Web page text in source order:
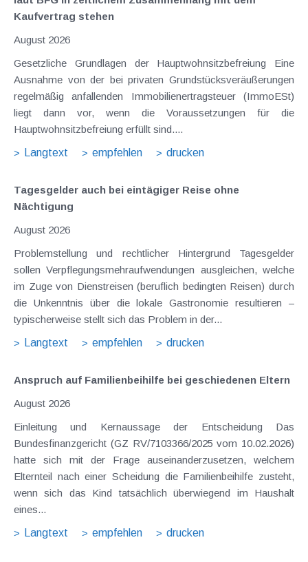
Kaufvertrag stehen
August 2026
Gesetzliche Grundlagen der Hauptwohnsitzbefreiung Eine
Ausnahme von der bei privaten Grundstücksveräußerungen
regelmäßig anfallenden Immobilienertragsteuer (ImmoESt)
liegt dann vor, wenn die Voraussetzungen für die
Hauptwohnsitzbefreiung erfüllt sind....
Langtext
empfehlen drucken
Tagesgelder auch bei eintägiger Reise ohne
Nächtigung
August 2026
Problemstellung und rechtlicher Hintergrund Tagesgelder
sollen Verpflegungsmehraufwendungen ausgleichen, welche
im Zuge von Dienstreisen (beruflich bedingten Reisen) durch
die Unkenntnis über die lokale Gastronomie resultieren –
typischerweise stellt sich das Problem in der...
Langtext
empfehlen drucken
Anspruch auf Familienbeihilfe bei geschiedenen Eltern
August 2026
Einleitung und Kernaussage der Entscheidung Das
Bundesfinanzgericht (GZ RV/7103366/2025 vom 10.02.2026)
hatte sich mit der Frage auseinanderzusetzen, welchem
Elternteil nach einer Scheidung die Familienbeihilfe zusteht,
wenn sich das Kind tatsächlich überwiegend im Haushalt
eines...
Langtext
empfehlen drucken